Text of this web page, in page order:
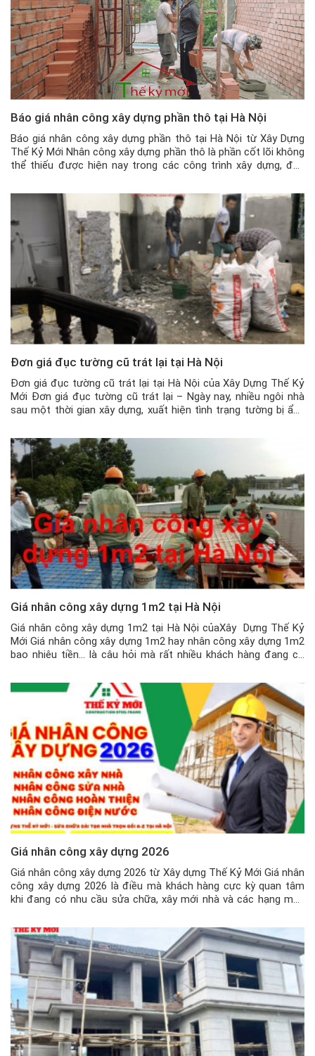
Báo giá nhân công xây dựng phần thô tại Hà Nội
Báo giá nhân công xây dựng phần thô tại Hà Nội từ Xây Dựng
Thế Kỷ Mới Nhân công xây dựng phần thô là phần cốt lõi không
thể thiếu được hiện nay trong các công trình xây dựng, đặc
nhân công, […]
Đơn giá đục tường cũ trát lại tại Hà Nội
Đơn giá đục tường cũ trát lại tại Hà Nội của Xây Dựng Thế Kỷ
Mới Đơn giá đục tường cũ trát lại – Ngày nay, nhiều ngôi nhà
sau một thời gian xây dựng, xuất hiện tình trạng tường bị ẩm,
Giá nhân công xây dựng 1m2 tại Hà Nội
Giá nhân công xây dựng 1m2 tại Hà Nội củaXây Dựng Thế Kỷ
Mới Giá nhân công xây dựng 1m2 hay nhân công xây dựng 1m2
bao nhiêu tiền… là câu hỏi mà rất nhiều khách hàng đang có
tâm. Tùy […]
Giá nhân công xây dựng 2026
Giá nhân công xây dựng 2026 từ Xây dựng Thế Kỷ Mới Giá nhân
công xây dựng 2026 là điều mà khách hàng cực kỳ quan tâm
khi đang có nhu cầu sửa chữa, xây mới nhà và các hạng mục
trong […]